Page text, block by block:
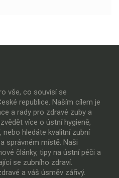
vše, co souvisí se
republice. Naším cílem je
a rady pro zdravé zuby a
více o ústní hygieně,
hledáte kvalitní zubní
správném místě. Naši
články, tipy na ústní péči a
se zubního zdraví.
a váš úsměv zářivý.